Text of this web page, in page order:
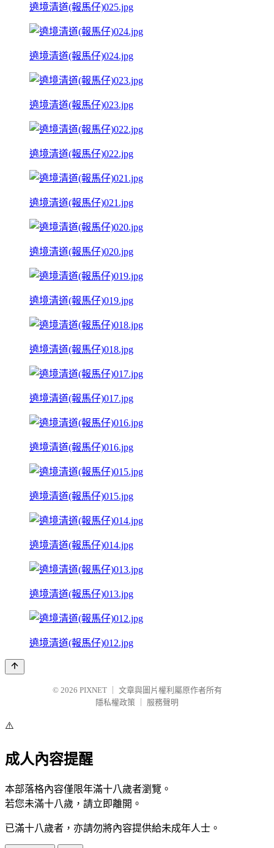
遶境清道(報馬仔)025.jpg
遶境清道(報馬仔)024.jpg
遶境清道(報馬仔)023.jpg
遶境清道(報馬仔)022.jpg
遶境清道(報馬仔)021.jpg
遶境清道(報馬仔)020.jpg
遶境清道(報馬仔)019.jpg
遶境清道(報馬仔)018.jpg
遶境清道(報馬仔)017.jpg
遶境清道(報馬仔)016.jpg
遶境清道(報馬仔)015.jpg
遶境清道(報馬仔)014.jpg
遶境清道(報馬仔)013.jpg
遶境清道(報馬仔)012.jpg
© 2026 PIXNET
文章與圖片權利屬原作者所有
隱私權政策
服務聲明
⚠️
成人內容提醒
本部落格內容僅限年滿十八歲者瀏覽。
若您未滿十八歲，請立即離開。
已滿十八歲者，亦請勿將內容提供給未成年人士。